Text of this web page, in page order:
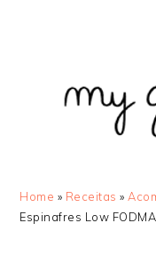
Home » Receitas »
Espinafres Low